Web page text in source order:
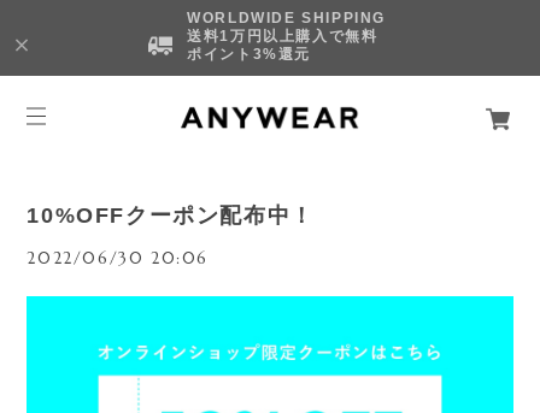
WORLDWIDE SHIPPING
送料1万円以上購入で無料
ポイント3%還元
10%OFFクーポン配布中！
2022/06/30 20:06